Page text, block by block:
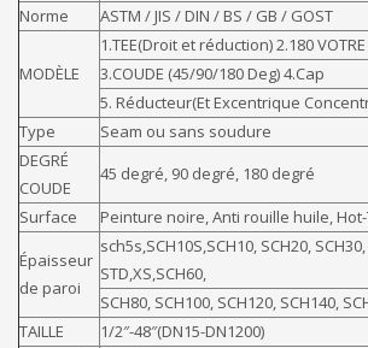
Norme
ASTM / JIS / DIN / BS / GB / GOST
MODÈLE
1.TEE(Droit et réduction) 2.180 VOTRE
3.COUDE (45/90/180 Deg) 4.Cap
5. Réducteur(Et Excentrique
Type
Seam ou sans soudure
DEGRÉ
COUDE
45 degré, 90 degré, 180 degré
Surface
Peinture noire, Anti rouille huile,
Épaisseur
de paroi
sch5s,SCH10S,SCH10, SCH20,
STD,XS,SCH60,
SCH80, SCH100, SCH120, SCH140,
TAILLE
1/2″-48″(DN15-DN1200)